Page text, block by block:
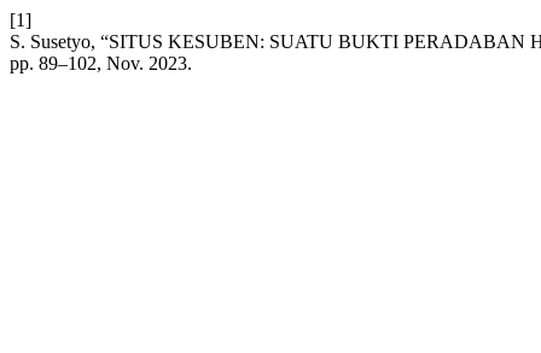
[1]
S. Susetyo, “SITUS KESUBEN: SUATU BUKTI
pp. 89–102, Nov. 2023.